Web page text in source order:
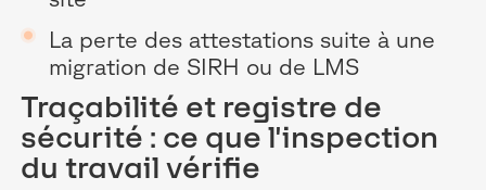
La perte des attestations suite à une
migration de SIRH ou de LMS
Traçabilité et registre de
sécurité : ce que l'inspection
du travail vérifie